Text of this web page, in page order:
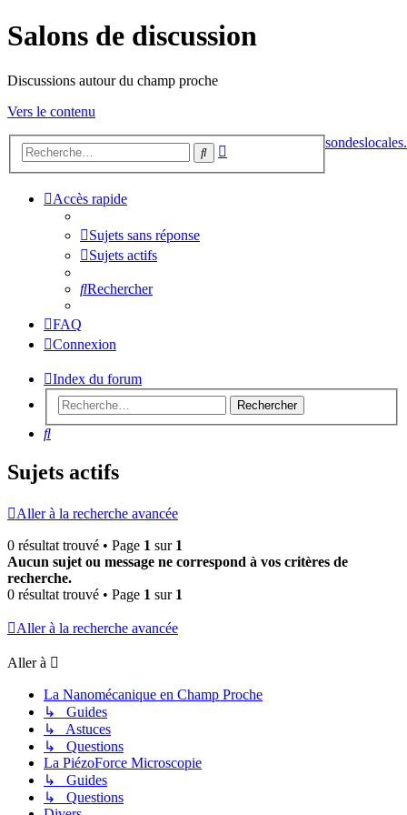
Salons de discussion
Discussions autour du champ proche
Vers le contenu
Rechercher
Accès rapide
Sujets sans réponse
Sujets actifs
Rechercher
FAQ
Connexion
Index du forum
Rechercher
Rechercher
Sujets actifs
Aller à la recherche avancée
0 résultat trouvé • Page 1 sur 1
Aucun sujet ou message ne correspond à vos critères de
recherche.
0 résultat trouvé • Page 1 sur 1
Aller à la recherche avancée
Aller à
La Nanomécanique en Champ Proche
↳ Guides
↳ Astuces
↳ Questions
La PiézoForce Microscopie
↳ Guides
↳ Questions